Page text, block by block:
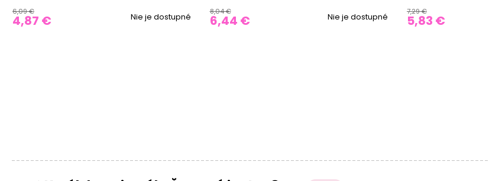
6,09 €
4,87 € Nie je dostupné
8,04 €
6,44 € Nie je dostupné
7,29 €
5,83 €